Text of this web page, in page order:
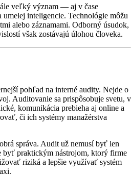
veľký význam — aj v čase
inteligencie. Technológie môžu
alebo záznamami. Odborný úsudok,
však zostávajú úlohou človeka.
pohľad na interné audity. Nejde o
Auditovanie sa prispôsobuje svetu, v
komunikácia prebieha aj online a
či ich systémy manažérstva
správa. Audit už nemusí byť len
praktickým nástrojom, ktorý firme
riziká a lepšie využívať systém